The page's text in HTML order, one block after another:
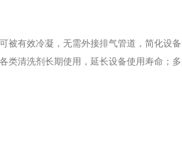
有效冷凝，无需外接排气管道，简化设
类清洗剂长期使用，延长设备使用寿命；